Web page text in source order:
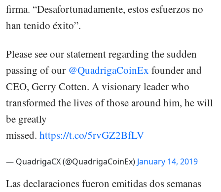
firma. “Desafortunadamente, estos esfuerzos no
han tenido éxito”.
Please see our statement regarding the sudden
passing of our @QuadrigaCoinEx founder and
CEO, Gerry Cotten. A visionary leader who
transformed the lives of those around him, he will
be greatly
missed. https://t.co/5rvGZ2BfLV
— QuadrigaCX (@QuadrigaCoinEx) January 14, 2019
Las declaraciones fueron emitidas dos semanas